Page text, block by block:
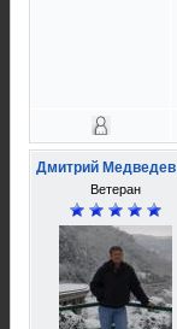
Дмитрий Медведев
Ветеран